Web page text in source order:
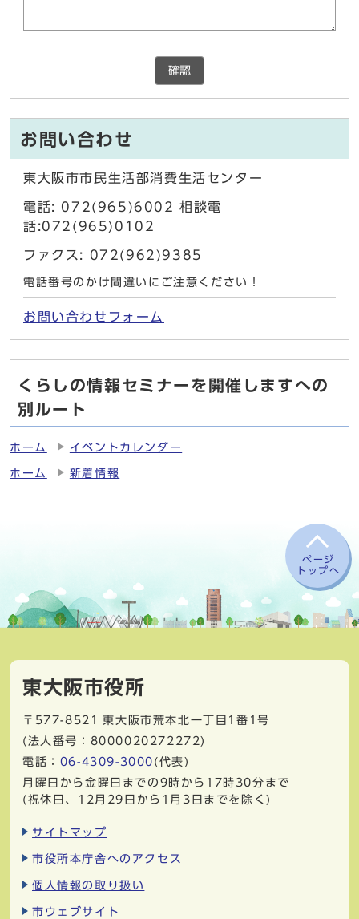
確認
お問い合わせ
東大阪市市民生活部消費生活センター
電話: 072(965)6002 相談電
話:072(965)0102
ファクス: 072(962)9385
電話番号のかけ間違いにご注意ください！
お問い合わせフォーム
くらしの情報セミナーを開催しますへの
別ルート
ホーム イベントカレンダー
ホーム 新着情報
ページ
トップへ
東大阪市役所
〒577-8521
東大阪市荒本北一丁目1番1号
(法人番号：8000020272272)
電話： 06-4309-3000 (代表)
月曜日から金曜日までの9時から17時30分まで
(祝休日、12月29日から1月3日までを除く)
サイトマップ
市役所本庁舎へのアクセス
個人情報の取り扱い
市ウェブサイト